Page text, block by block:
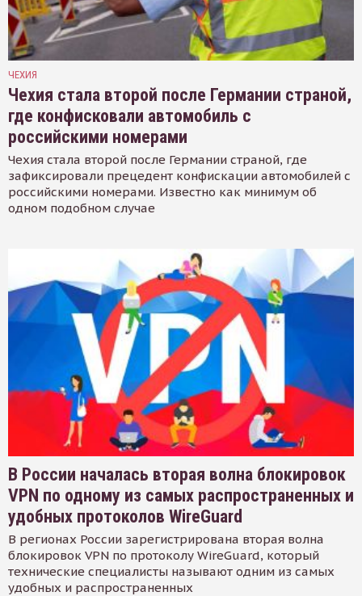
ЧЕХИЯ
Чехия стала второй после Германии страной,
где конфисковали автомобиль с
российскими номерами
Чехия стала второй после Германии страной, где
зафиксировали прецедент конфискации автомобилей с
российскими номерами. Известно как минимум об
одном подобном случае
В России началась вторая волна блокировок
VPN по одному из самых распространенных и
удобных протоколов WireGuard
В регионах России зарегистрирована вторая волна
блокировок VPN по протоколу WireGuard, который
технические специалисты называют одним из самых
удобных и распространенных